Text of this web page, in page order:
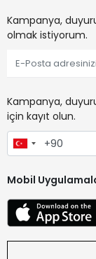
Kampanya,
olmak istiyorum.
Kampanya,
için kayıt olun.
Mobil